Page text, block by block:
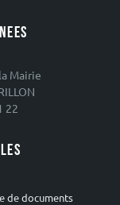
Mairie
22
de documents